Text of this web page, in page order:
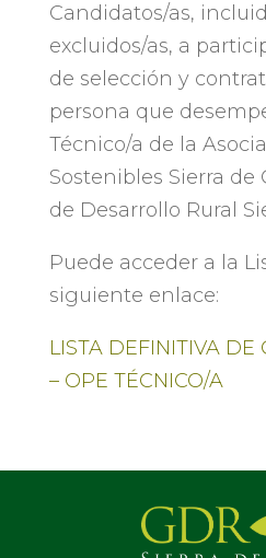
Candidatos/as,
excluidos/as, a
de selección y
persona que
Técnico/a de la
Sostenibles Sierra de
de Desarrollo Rural
Puede acceder a la
siguiente enlace:
LISTA DEFINITIVA DE
– OPE TÉCNICO/A